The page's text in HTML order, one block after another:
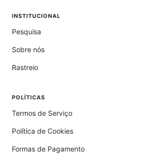
INSTITUCIONAL
Pesquisa
Sobre nós
Rastreio
POLÍTICAS
Termos de Serviço
Política de Cookies
Formas de Pagamento